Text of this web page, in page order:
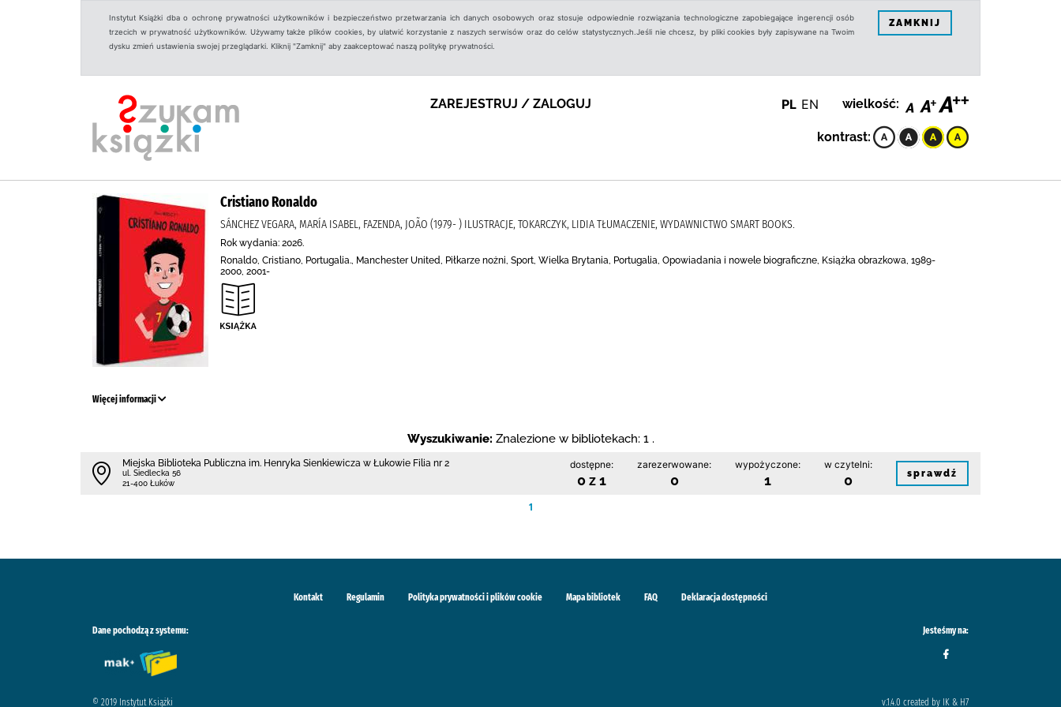
Instytut Książki dba o ochronę prywatności użytkowników i bezpieczeństwo przetwarzania ich danych osobowych oraz stosuje odpowiednie rozwiązania technologiczne zapobiegające ingerencji osób
trzecich w prywatność użytkowników. Używamy także plików cookies, by ułatwić korzystanie z naszych serwisów oraz do celów statystycznych.Jeśli nie chcesz, by pliki cookies były zapisywane na Twoim
dysku zmień ustawienia swojej przeglądarki. Kliknij "Zamknij" aby zaakceptować naszą politykę prywatności.
ZAMKNIJ
ZAREJESTRUJ / ZALOGUJ PL EN wielkość:
kontrast:
Cristiano Ronaldo
SÁNCHEZ VEGARA, MARÍA ISABEL, FAZENDA, JOÃO (1979- ) ILUSTRACJE, TOKARCZYK, LIDIA TŁUMACZENIE, WYDAWNICTWO SMART BOOKS.
Rok wydania: 2026.
Ronaldo, Cristiano, Portugalia., Manchester United, Piłkarze nożni, Sport, Wielka Brytania, Portugalia, Opowiadania i nowele biograficzne, Książka obrazkowa, 1989-
2000, 2001-
Więcej informacji
Wyszukiwanie: Znalezione w bibliotekach: 1 .
Miejska Biblioteka Publiczna im. Henryka Sienkiewicza w Łukowie Filia nr 2
ul. Siedlecka 56
21-400 Łuków
dostępne:
0 z 1
zarezerwowane:
0
wypożyczone:
1
w czytelni:
0 sprawdź
1
Kontakt Regulamin Polityka prywatności i plików cookie Mapa bibliotek FAQ Deklaracja dostępności
Dane pochodzą z systemu: Jesteśmy na:
© 2019 Instytut Książki v.1.4.0 created by IK & H7